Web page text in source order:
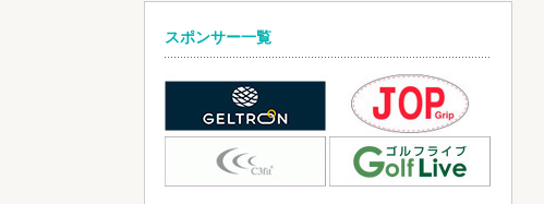
スポンサー一覧